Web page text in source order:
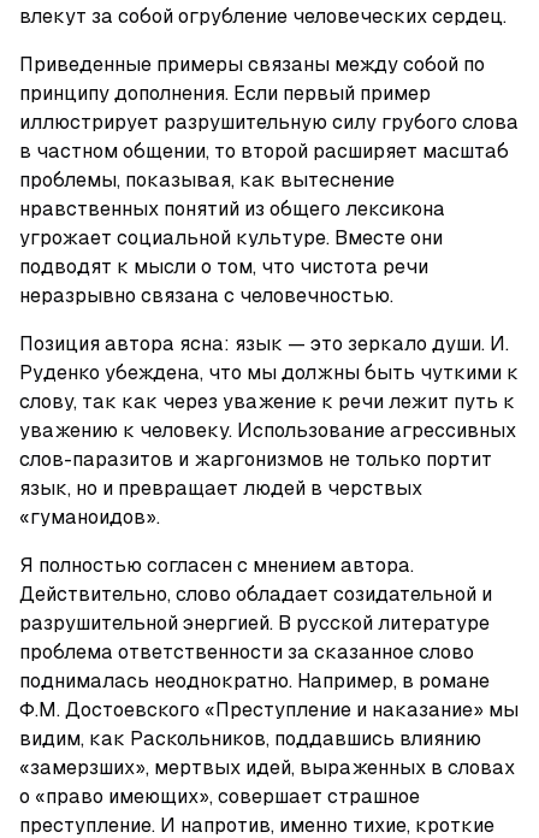
влекут за собой огрубление человеческих сердец.
Приведенные примеры связаны между собой по
принципу дополнения. Если первый пример
иллюстрирует разрушительную силу грубого слова
в частном общении, то второй расширяет масштаб
проблемы, показывая, как вытеснение
нравственных понятий из общего лексикона
угрожает социальной культуре. Вместе они
подводят к мысли о том, что чистота речи
неразрывно связана с человечностью.
Позиция автора ясна: язык — это зеркало души. И.
Руденко убеждена, что мы должны быть чуткими к
слову, так как через уважение к речи лежит путь к
уважению к человеку. Использование агрессивных
слов-паразитов и жаргонизмов не только портит
язык, но и превращает людей в черствых
«гуманоидов».
Я полностью согласен с мнением автора.
Действительно, слово обладает созидательной и
разрушительной энергией. В русской литературе
проблема ответственности за сказанное слово
поднималась неоднократно. Например, в романе
Ф.М. Достоевского «Преступление и наказание» мы
видим, как Раскольников, поддавшись влиянию
«замерзших», мертвых идей, выраженных в словах
о «право имеющих», совершает страшное
преступление. И напротив, именно тихие, кроткие